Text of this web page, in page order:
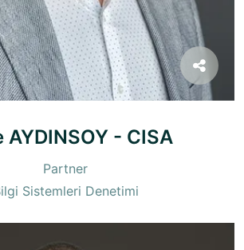
AYDINSOY - CISA
Partner
Sistemleri Denetimi